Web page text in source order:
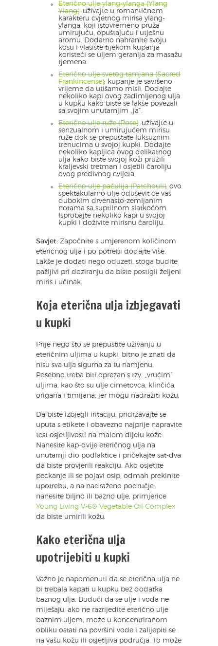
Eterično ulje ylang-ylanga (Ylang
Ylang): uživajte u romantičnom
karakteru cvjetnog mirisa ylang-
ylanga, koji istovremeno pruža
umirujuću, opuštajuću i utješnu
aromu. Dodatno nahranite svoju
kosu i vlasište tijekom kupanja
koristeći se uljem geranija za masažu
tjemena.
Eterično ulje svetog tamjana (Sacred
Frankincense): kupanje je savršeno
vrijeme da utišamo misli. Dodajte
nekoliko kapi ovog zadimljenog ulja
u kupku kako biste se lakše povezali
sa svojim unutarnjim „ja“.
Eterično ulje ruže (Rose): uživajte u
senzualnom i umirujućem mirisu
ruže dok se prepuštate luksuznim
trenucima u svojoj kupki. Dodajte
nekoliko kapljica ovog delikatnog
ulja kako biste svojoj koži pružili
kraljevski tretman i osjetili čaroliju
ovog predivnog cvijeta.
Eterično ulje pačulija (Patchouli): ovo
spektakularno ulje oduševit će vas
dubokim drvenasto-zemljanim
notama sa suptilnom slatkoćom.
Isprobajte nekoliko kapi u svojoj
kupki i doživite mirisnu čaroliju.
Savjet: Započnite s umjerenom količinom
eteričnog ulja i po potrebi dodajte više.
Lakše je dodati nego oduzeti, stoga budite
pažljivi pri doziranju da biste postigli željeni
miris i učinak.
Koja eterična ulja izbjegavati
u kupki
Prije nego što se prepustite uživanju u
eteričnim uljima u kupki, bitno je znati da
nisu sva ulja sigurna za tu namjenu.
Posebno treba biti oprezan s tzv. „vrućim”
uljima, kao što su ulje cimetovca, klinčića,
origana i timijana, jer mogu nadražiti kožu.
Da biste izbjegli iritaciju, pridržavajte se
uputa s etikete i obavezno najprije napravite
test osjetljivosti na malom dijelu kože.
Nanesite kap-dvije eteričnog ulja na
unutarnji dio podlaktice i pričekajte sat-dva
da biste provjerili reakciju. Ako osjetite
peckanje ili se pojavi osip, odmah prekinite
upotrebu, a na nadraženo područje
nanesite biljno ili bazno ulje, primjerice
Young Living V-6® Vegetable Oil Complex
da biste umirili kožu.
Kako eterična ulja
upotrijebiti u kupki
Važno je napomenuti da se eterična ulja ne
bi trebala kapati u kupku bez dodatka
baznog ulja. Budući da se ulje i voda ne
miješaju, ako ne razrijedite eterično ulje
baznim uljem, može u koncentriranom
obliku ostati na površini vode i zalijepiti se
na vašu kožu ili osjetljiva područja. To može